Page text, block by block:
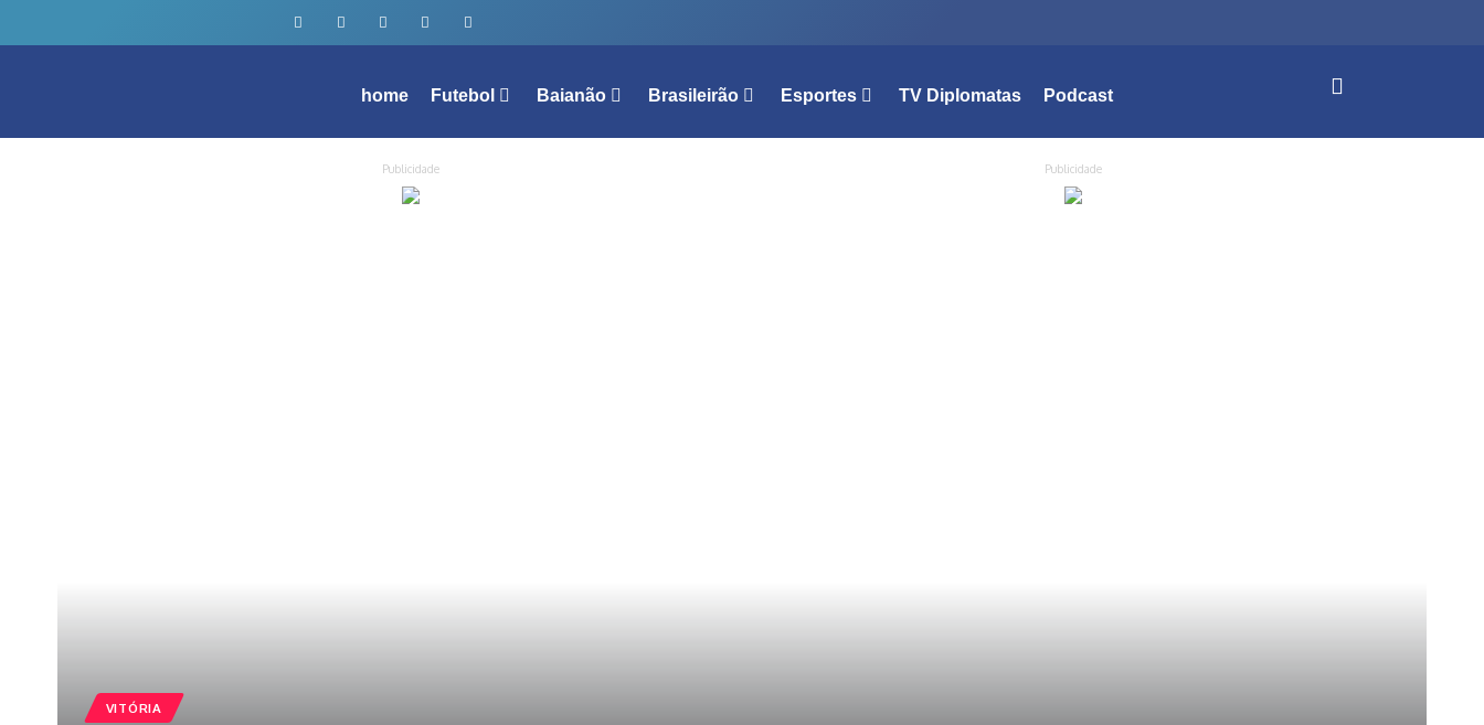
home Futebol Baianão Brasileirão Esportes TV Diplomatas Podcast
Publicidade Publicidade
VITÓRIA